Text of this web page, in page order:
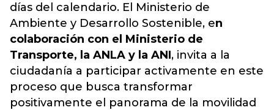
días del calendario. El Ministerio de
Ambiente y Desarrollo Sostenible, en
colaboración con el Ministerio de
Transporte, la ANLA y la ANI, invita a la
ciudadanía a participar activamente en este
proceso que busca transformar
positivamente el panorama de la movilidad